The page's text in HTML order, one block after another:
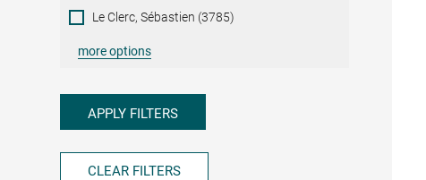
Le Clerc, Sébastien (3785)
more options
APPLY FILTERS
CLEAR FILTERS